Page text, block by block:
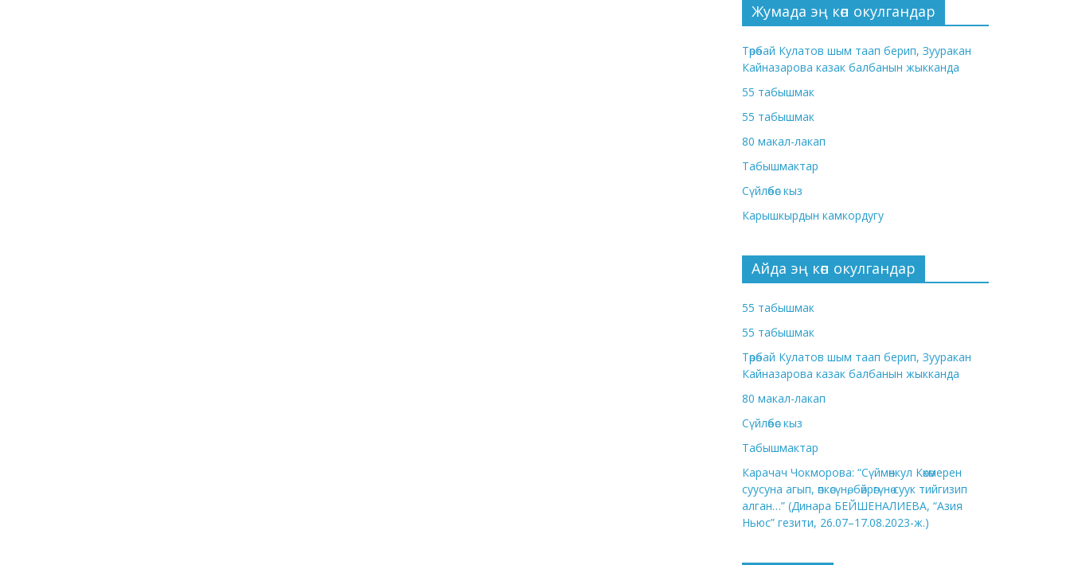
Жумада эң көп окулгандар
Төрөбай Кулатов шым таап берип, Зууракан
Кайназарова казак балбанын жыкканда
55 табышмак
55 табышмак
80 макал-лакап
Табышмактар
Сүйлөбөс кыз
Карышкырдын камкордугу
Айда эң көп окулгандар
55 табышмак
55 табышмак
Төрөбай Кулатов шым таап берип, Зууракан
Кайназарова казак балбанын жыкканда
80 макал-лакап
Сүйлөбөс кыз
Табышмактар
Карачач Чокморова: “Сүймөнкул Көкөмерен
суусуна агып, өпкөсүнө, бөйрөгүнө суук тийгизип
алган…” (Динара БЕЙШЕНАЛИЕВА, “Азия
Ньюс” гезити, 26.07–17.08.2023-ж.)